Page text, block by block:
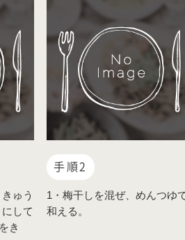
ゅう
して
き
手順2
1・梅干しを混ぜ、めんつゆ
和える。